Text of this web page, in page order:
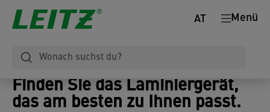
Menü
AT
Finden Sie das Laminiergerät,
das am besten zu Ihnen passt.